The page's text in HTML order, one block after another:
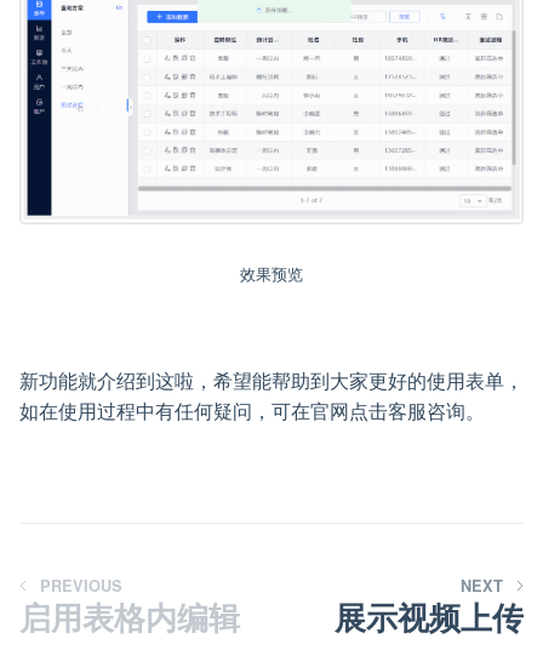
效果预览
新功能就介绍到这啦，希望能帮助到大家更好的使用表单，
如在使用过程中有任何疑问，可在官网点击客服咨询。
PREVIOUS
启用表格内编辑
NEXT
展示视频上传